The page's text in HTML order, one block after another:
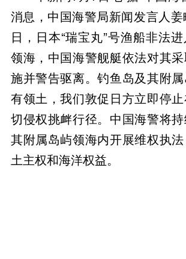
消息，中国海警局新闻发言人
日，日本“瑞宝丸”号渔船非法
领海，中国海警舰艇依法对其
施并警告驱离。钓鱼岛及其附
有领土，我们敦促日方立即停
切侵权挑衅行径。中国海警将
其附属岛屿领海内开展维权执
土主权和海洋权益。